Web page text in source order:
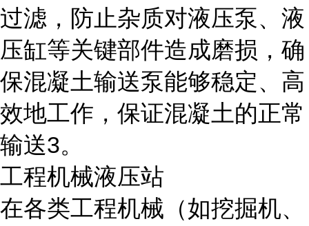
过滤，防止杂质对液压泵、液
压缸等关键部件造成磨损，确
保混凝土输送泵能够稳定、高
效地工作，保证混凝土的正常
输送3。
工程机械液压站
在各类工程机械（如挖掘机、